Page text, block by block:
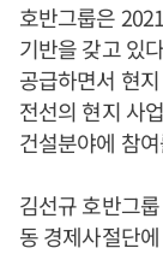
호반그룹은
기반을 갖고 있
공급하면서 현
전선의 현지 사
건설분야에 참
김선규 호반그
동 경제사절단